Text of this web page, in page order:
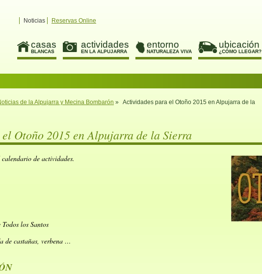
Reservas Online
Noticias
casas
BLANCAS
actividades
EN LA ALPUJARRA
entorno
NATURALEZA VIVA
ubicación
¿CÓMO LLEGAR?
de la Alpujarra y Mecina Bombarón »
Actividades para el Otoño 2015 en Alpujarra de la
Otoño 2015 en Alpujarra de la Sierra
de actividades.
los Santos
de castañas, verbena …